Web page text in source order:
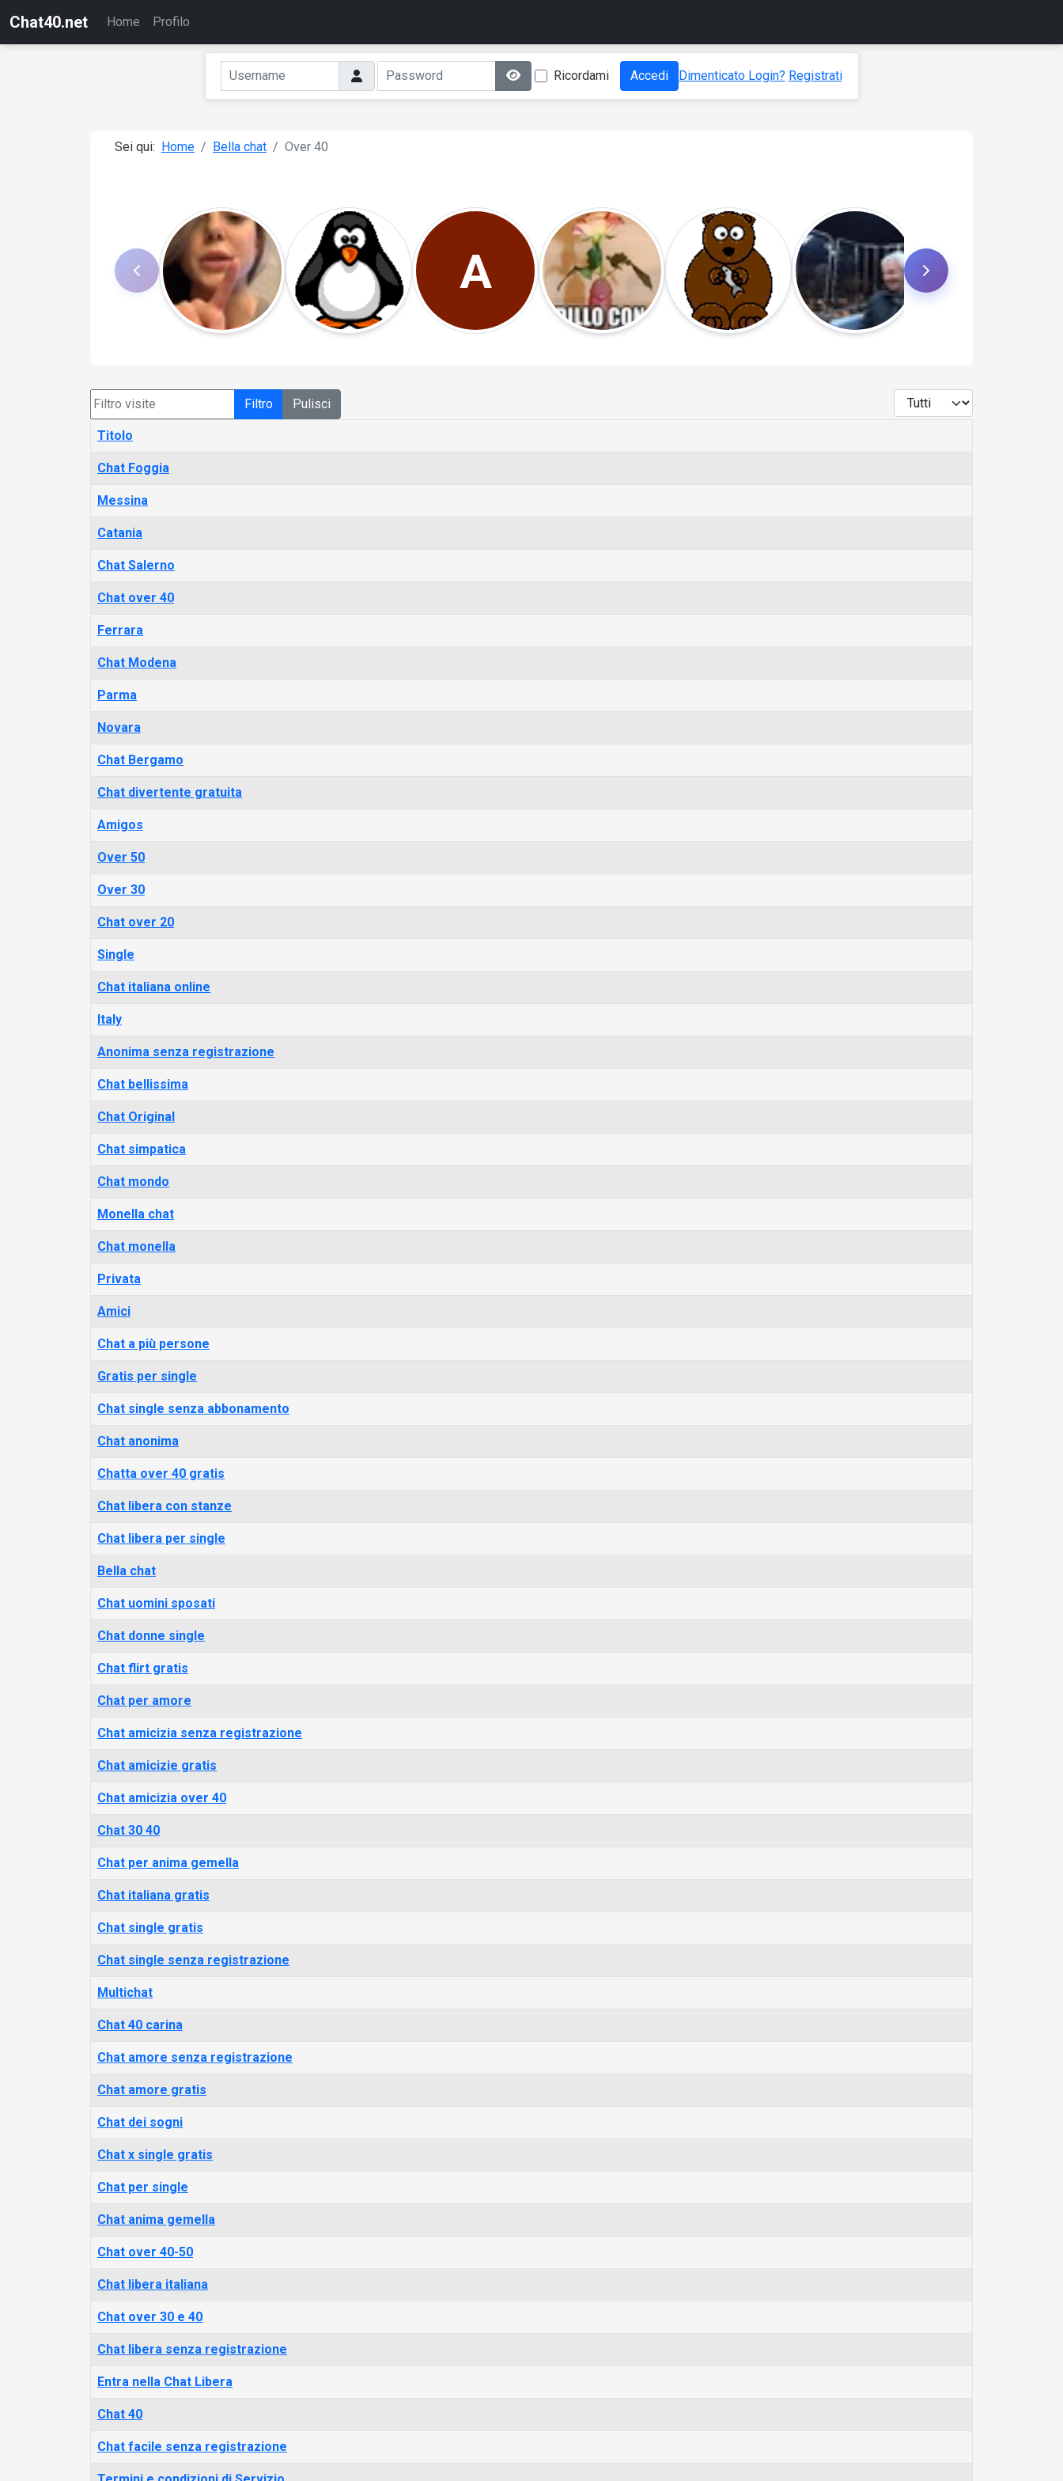
Chat40.net Home Profilo
Ricordami Accedi Dimenticato Login? Registrati
Sei qui: Home Bella chat Over 40
A
Filtro Pulisci
Titolo
Chat Foggia
Messina
Catania
Chat Salerno
Chat over 40
Ferrara
Chat Modena
Parma
Novara
Chat Bergamo
Chat divertente gratuita
Amigos
Over 50
Over 30
Chat over 20
Single
Chat italiana online
Italy
Anonima senza registrazione
Chat bellissima
Chat Original
Chat simpatica
Chat mondo
Monella chat
Chat monella
Privata
Amici
Chat a più persone
Gratis per single
Chat single senza abbonamento
Chat anonima
Chatta over 40 gratis
Chat libera con stanze
Chat libera per single
Bella chat
Chat uomini sposati
Chat donne single
Chat flirt gratis
Chat per amore
Chat amicizia senza registrazione
Chat amicizie gratis
Chat amicizia over 40
Chat 30 40
Chat per anima gemella
Chat italiana gratis
Chat single gratis
Chat single senza registrazione
Multichat
Chat 40 carina
Chat amore senza registrazione
Chat amore gratis
Chat dei sogni
Chat x single gratis
Chat per single
Chat anima gemella
Chat over 40-50
Chat libera italiana
Chat over 30 e 40
Chat libera senza registrazione
Entra nella Chat Libera
Chat 40
Chat facile senza registrazione